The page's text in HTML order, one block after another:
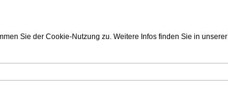
Sie der Cookie-Nutzung zu. Weitere Infos finden Sie in unserer